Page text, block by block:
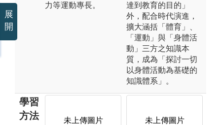
力等運動專長。
達到教育的目的」
外，配合時代演進，
擴大涵括「體育」、
「運動」與「身體活
動」三方之知識本
質，成為「探討一切
以身體活動為基礎的
知識體系」。
學習
方法
未上傳圖片 未上傳圖片
未上傳圖片
展
開